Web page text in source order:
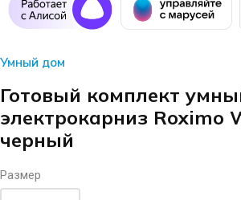
Умный дом
Готовый комплект
электрокарниз Roximo
черный
Размер